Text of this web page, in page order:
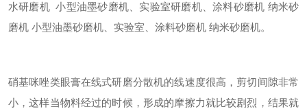
水研磨机 小型油墨砂磨机、实验室研磨机、涂料砂磨机 纳米砂
磨机 小型油墨砂磨机、实验室、涂料砂磨机 纳米砂磨机。
硝基咪唑类眼膏在线式研磨分散机的线速度很高，剪切间隙非常
小，这样当物料经过的时候，形成的摩擦力就比较剧烈，结果就